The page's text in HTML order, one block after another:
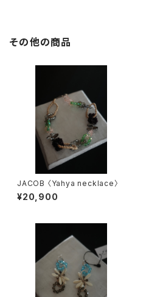
その他の商品
JACOB 〈Yahya necklace〉
¥20,900